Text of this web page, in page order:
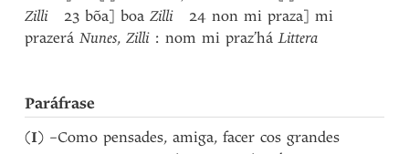
Zilli23 bõa] boaZilli24 non mi praza] mi
prazeráNunes,Zilli: nom mi praz’háLittera
Paráfrase
(I) –Como pensades, amiga, facer cos grandes